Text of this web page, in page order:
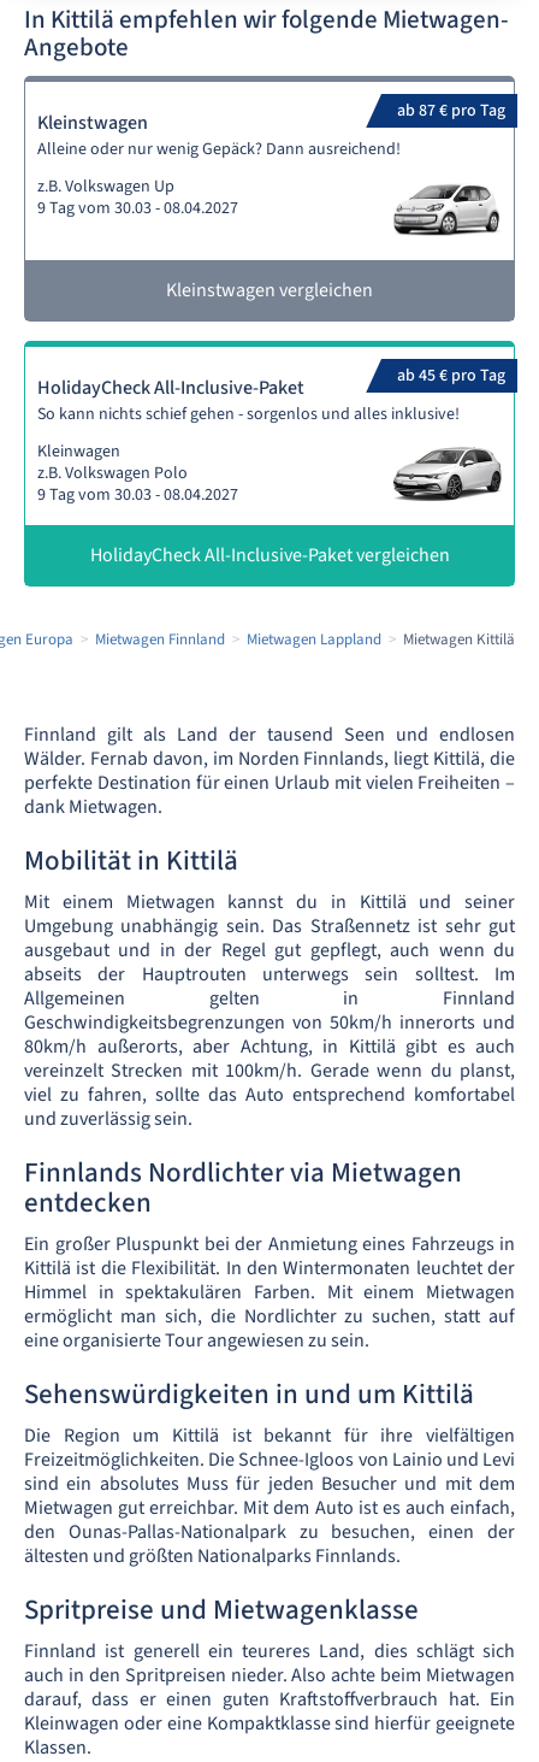
In Kittilä empfehlen wir folgende Mietwagen-
Angebote
ab 87 € pro Tag
Kleinstwagen
Alleine oder nur wenig Gepäck? Dann ausreichend!
z.B. Volkswagen Up
9 Tag vom 30.03 - 08.04.2027
Kleinstwagen vergleichen
ab 45 € pro Tag
HolidayCheck All-Inclusive-Paket
So kann nichts schief gehen - sorgenlos und alles inklusive!
Kleinwagen
z.B. Volkswagen Polo
9 Tag vom 30.03 - 08.04.2027
HolidayCheck All-Inclusive-Paket vergleichen
Europa Mietwagen Finnland Mietwagen Lappland Mietwagen Kittilä
Finnland gilt als Land der tausend Seen und endlosen
Wälder. Fernab davon, im Norden Finnlands, liegt Kittilä, die
perfekte Destination für einen Urlaub mit vielen Freiheiten –
dank Mietwagen.
Mobilität in Kittilä
Mit einem Mietwagen kannst du in Kittilä und seiner
Umgebung unabhängig sein. Das Straßennetz ist sehr gut
ausgebaut und in der Regel gut gepflegt, auch wenn du
abseits der Hauptrouten unterwegs sein solltest. Im
Allgemeinen gelten in Finnland
Geschwindigkeitsbegrenzungen von 50km/h innerorts und
80km/h außerorts, aber Achtung, in Kittilä gibt es auch
vereinzelt Strecken mit 100km/h. Gerade wenn du planst,
viel zu fahren, sollte das Auto entsprechend komfortabel
und zuverlässig sein.
Finnlands Nordlichter via Mietwagen
entdecken
Ein großer Pluspunkt bei der Anmietung eines Fahrzeugs in
Kittilä ist die Flexibilität. In den Wintermonaten leuchtet der
Himmel in spektakulären Farben. Mit einem Mietwagen
ermöglicht man sich, die Nordlichter zu suchen, statt auf
eine organisierte Tour angewiesen zu sein.
Sehenswürdigkeiten in und um Kittilä
Die Region um Kittilä ist bekannt für ihre vielfältigen
Freizeitmöglichkeiten. Die Schnee-Igloos von Lainio und Levi
sind ein absolutes Muss für jeden Besucher und mit dem
Mietwagen gut erreichbar. Mit dem Auto ist es auch einfach,
den Ounas-Pallas-Nationalpark zu besuchen, einen der
ältesten und größten Nationalparks Finnlands.
Spritpreise und Mietwagenklasse
Finnland ist generell ein teureres Land, dies schlägt sich
auch in den Spritpreisen nieder. Also achte beim Mietwagen
darauf, dass er einen guten Kraftstoffverbrauch hat. Ein
Kleinwagen oder eine Kompaktklasse sind hierfür geeignete
Klassen.